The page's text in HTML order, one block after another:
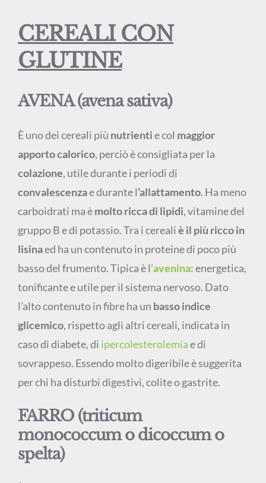
CEREALI CON
GLUTINE
AVENA (avena sativa)
È uno dei cereali più nutrientie col maggior
apporto calorico, perciò è consigliata per la
colazione, utile durante i periodi di
convalescenzae durante l’allattamento. Ha meno
carboidrati ma èmolto ricca di lipidi, vitamine del
gruppo B e di potassio. Tra i cerealiè il più ricco in
lisinaed ha un contenuto in proteine di poco più
basso del frumento. Tipica è l’avenina: energetica,
tonificante e utile per il sistema nervoso. Dato
l’alto contenuto in fibre ha un basso indice
glicemico, rispetto agli altri cereali, indicata in
caso di diabete, di ipercolesterolemiae di
sovrappeso. Essendo molto digeribile è suggerita
per chi ha disturbi digestivi, colite o gastrite.
FARRO (triticum
monococcum o dicoccum o
spelta)